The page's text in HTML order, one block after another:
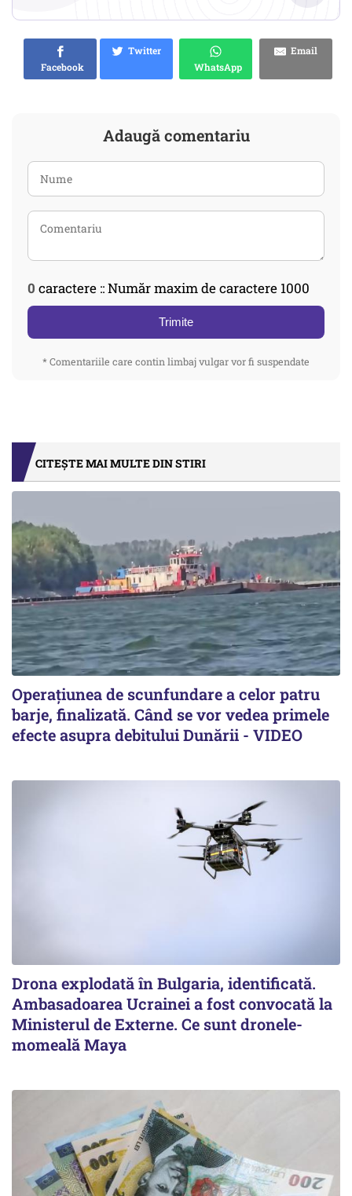
Facebook
Twitter
WhatsApp
Email
Adaugă comentariu
0 caractere :: Număr maxim de caractere 1000
Trimite
* Comentariile care contin limbaj vulgar vor fi suspendate
CITEȘTE MAI MULTE DIN STIRI
Operațiunea de scunfundare a celor patru
barje, finalizată. Când se vor vedea primele
efecte asupra debitului Dunării - VIDEO
Drona explodată în Bulgaria, identificată.
Ambasadoarea Ucrainei a fost convocată la
Ministerul de Externe. Ce sunt dronele-
momeală Maya